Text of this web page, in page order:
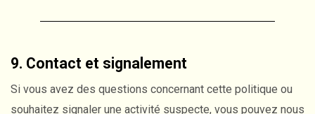
9. Contact et signalement
Si vous avez des questions concernant cette politique ou
souhaitez signaler une activité suspecte, vous pouvez nous